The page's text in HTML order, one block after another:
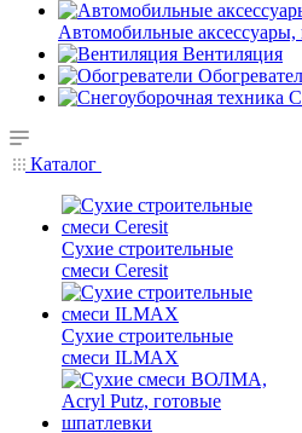
Автомобильные
Вентиляция
Каталог
Сухие строительные
смеси Ceresit
Сухие строительные
смеси ILMAX